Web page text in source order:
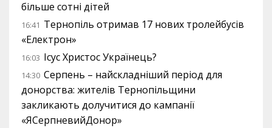
більше сотні дітей
16:41 Тернопіль отримав 17 нових тролейбусів
«Електрон»
16:03 Ісус Христос Українець?
14:30 Серпень – найскладніший період для
донорства: жителів Тернопільщини
закликають долучитися до кампанії
«ЯСерпневийДонор»